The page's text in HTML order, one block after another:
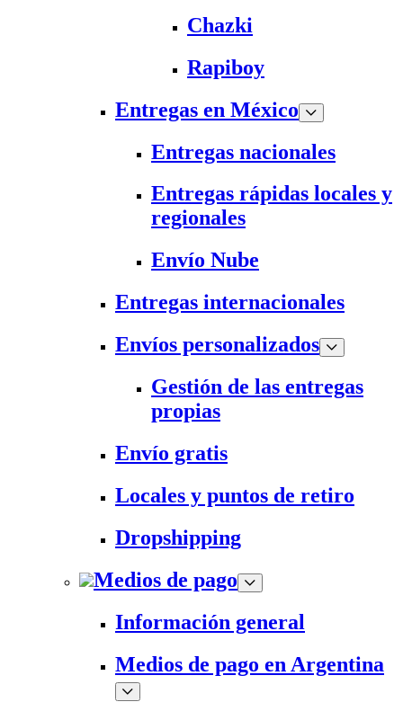
Chazki
Rapiboy
Entregas en México
Entregas nacionales
Entregas rápidas locales y
regionales
Envío Nube
Entregas internacionales
Envíos personalizados
Gestión de las entregas
propias
Envío gratis
Locales y puntos de retiro
Dropshipping
Medios de pago
Información general
Medios de pago en Argentina